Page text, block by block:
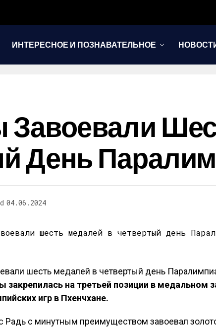
ИНТЕРЕСНОЕ И ПОЗНАВАТЕЛЬНОЕ
Завоевали
День
04.06.2024
закрепилась на третьей позиции в медальном
игр в Пхенчхане.
Радь с минутным преимуществом завоевал